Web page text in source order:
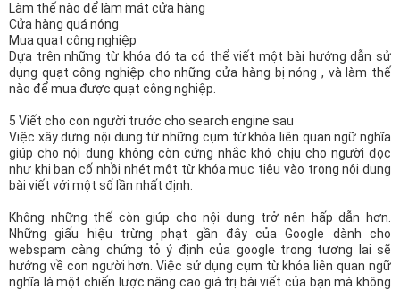
Làm thế nào để làm mát cửa hàng
Cửa hàng quá nóng
Mua quạt công nghiệp
Dựa trên những từ khóa đó ta có thể viết một bài hướng dẫn sử
dụng quạt công nghiệp cho những cửa hàng bị nóng , và làm thế
nào để mua được quạt công nghiệp.
5 Viết cho con người trước cho search engine sau
Việc xây dựng nội dung từ những cụm từ khóa liên quan ngữ nghĩa
giúp cho nội dung không còn cứng nhắc khó chịu cho người đọc
như khi bạn cố nhồi nhét một từ khóa mục tiêu vào trong nội dung
bài viết với một số lần nhất định.
Không những thế còn giúp cho nội dung trở nên hấp dẫn hơn.
Những giấu hiệu trừng phạt gần đây của Google dành cho
webspam càng chứng tỏ ý định của google trong tương lai sẽ
hướng về con người hơn. Việc sử dụng cụm từ khóa liên quan ngữ
nghĩa là một chiến lược nâng cao giá trị bài viết của bạn mà không